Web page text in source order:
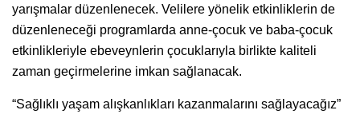
yarışmalar düzenlenecek. Velilere yönelik etkinliklerin de
düzenleneceği programlarda anne-çocuk ve baba-çocuk
etkinlikleriyle ebeveynlerin çocuklarıyla birlikte kaliteli
zaman geçirmelerine imkan sağlanacak.
“Sağlıklı yaşam alışkanlıkları kazanmalarını sağlayacağız”